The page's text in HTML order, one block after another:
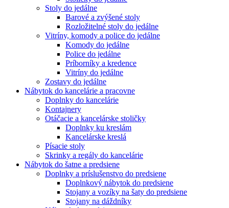
Stoly do jedálne
Barové a zvýšené stoly
Rozložitelné stoly do jedálne
Vitríny, komody a police do jedálne
Komody do jedálne
Police do jedálne
Príborníky a kredence
Vitríny do jedálne
Zostavy do jedálne
Nábytok do kancelárie a pracovne
Doplnky do kancelárie
Kontajnery
Otáčacie a kancelárske stoličky
Doplnky ku kreslám
Kancelárske kreslá
Písacie stoly
Skrinky a regály do kancelárie
Nábytok do šatne a predsiene
Doplnky a príslušenstvo do predsiene
Doplnkový nábytok do predsiene
Stojany a vozíky na šaty do predsiene
Stojany na dáždníky